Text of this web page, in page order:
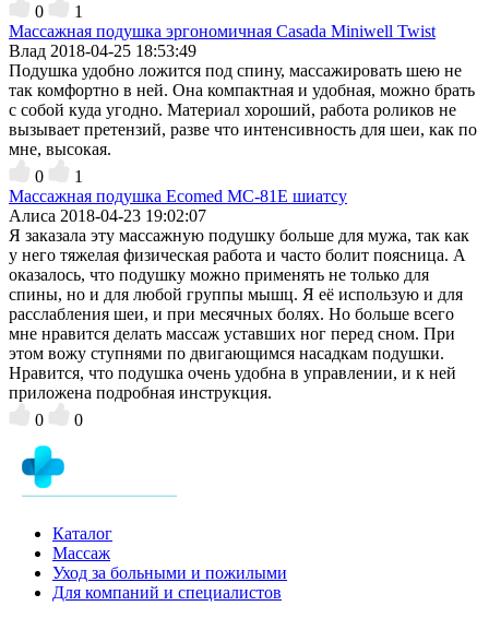
0
1
Массажная подушка эргономичная Casada Miniwell Twist
Влад 2018-04-25 18:53:49
Подушка удобно ложится под спину, массажировать шею не
так комфортно в ней. Она компактная и удобная, можно брать
с собой куда угодно. Материал хороший, работа роликов не
вызывает претензий, разве что интенсивность для шеи, как по
мне, высокая.
0
1
Массажная подушка Ecomed MC-81E шиатсу
Алиса 2018-04-23 19:02:07
Я заказала эту массажную подушку больше для мужа, так как
у него тяжелая физическая работа и часто болит поясница. А
оказалось, что подушку можно применять не только для
спины, но и для любой группы мышц. Я её использую и для
расслабления шеи, и при месячных болях. Но больше всего
мне нравится делать массаж уставших ног перед сном. При
этом вожу ступнями по двигающимся насадкам подушки.
Нравится, что подушка очень удобна в управлении, и к ней
приложена подробная инструкция.
0
0
Каталог
Массаж
Уход за больными и пожилыми
Для компаний и специалистов